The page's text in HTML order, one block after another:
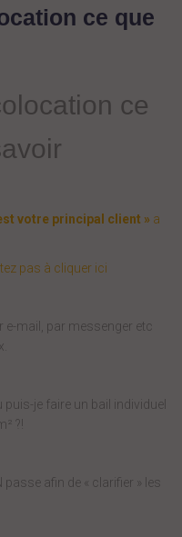
ce que
ce
votre principal client » a
pas à cliquer ici
e-mail, par messenger etc
je faire un bail individuel
?!
passe afin de « clarifier » les